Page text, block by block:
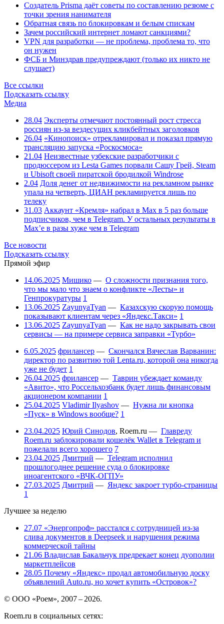
Создатель Prisma даёт советы по составлению резюме с
точки зрения нанимателя
Обратная связь по блокировкам и белым спискам
Зачем российский интернет ломают санкциями?
VPN для разработки — не проблема, проблема то, что
он нужен
ФСБ и Минздрав предупреждают (только их никто не
слушает)
Все ссылки
Подсказать ссылку
Медиа
28.04 Эксперты отмечают постоянный рост стресса
россиян из-за вездесущих кликбейтных заголовков
26.04 «Кинопоиск» отрекламировал и показал прямую
трансляцию запуска «Роскосмоса»
21.04 Неизвестные узбекские разработчики с
продюссером из Lesta Games порвали Сашу Грей, Steam
и Ubisoft своей пиратской бродилкой Windrose
2.04 Доля денег от недвижимости на рекламном рынке
упала на четверть, ЦИАН рекламируется лишь по
телеку
31.03 Аккаунт «Кремля» набрал в Max в 5 раз больше
подписчиков, чем в Telegram. У остальных результаты в
Max’е в разы хуже чем в Telegram
Все новости
Подсказать ссылку
Прямой эфир
14.06.2025 Мишико — О сложности признания того,
что мы мало что знаем о конфликте «Лесты» и
Генпрокуратуры 1
13.06.2025 ZayunyaTyan — Казахскую скорую помощь
показывают клиентам через «Яндекс.Такси» 1
13.06.2025 ZayunyaTyan — Как не надо закрывать свои
сервисы — на примере сервиса заправки «Турбо»
6.05.2025 фрилансер — Скончался Вячеслав Варванин:
директор по развитию той Lenta.ru, которой она никогда
уже не будет 1
26.04.2025 фрилансер — Таврин убеждает команду
«Авито», что Россельхозбанк будет лишь финансовым
акционером компании 1
25.04.2025 Vladimir Ilyashov — Нужна ли кнопка
«Пуск» в Windows вообще? 1
23.04.2025 Юрий Синодов, Roem.ru — Главреду
Roem.ru заблокировали кошелёк Wallet в Telegram и
пожелали всего хорошего 7
23.04.2025 Дмитрий — Telegram исполнил
прошлогоднее решение суда о блокировке
иноагентского «ВЧК-ОГПУ»
27.03.2025 Дмитрий — Яндекс закроет турбо-страницы
1
Лучшее за неделю
27.07 «Энергопроф» расстался с сотрудницей из-за
слива документов в Deepseek и нарушения режима
коммерческой тайны
21.06 Владислав Бакальчук предрекает конец дуополии
маркетплейсов
28.05 Почему «Яндекс» продал автомобильную доску
объявлений Auto.ru, но хочет купить «Островок»?
© ООО «Роем», 2007 – 2026.
Roem.ru в социальных сетях: